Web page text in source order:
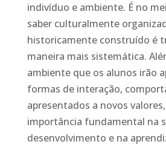
indivíduo e ambiente. É no
saber culturalmente
historicamente construído é
maneira mais sistemática.
ambiente que os alunos irão
formas de interação,
apresentados a novos
importância fundamental na
desenvolvimento e na